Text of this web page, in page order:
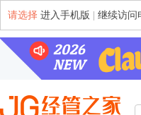
请选择 进入手机版 继续访问